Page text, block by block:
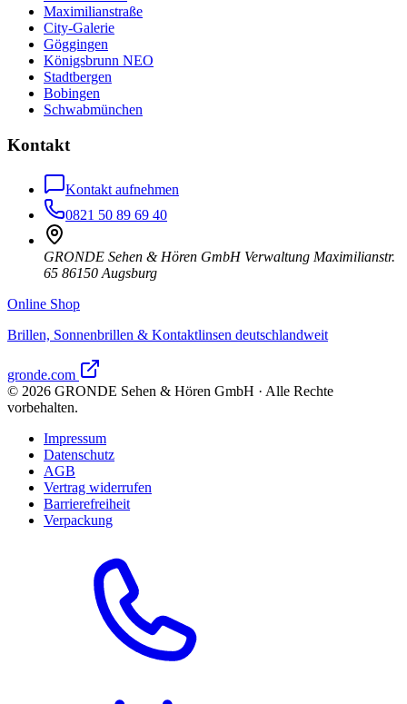
Maximilianstraße
City-Galerie
Göggingen
Königsbrunn NEO
Stadtbergen
Bobingen
Schwabmünchen
Kontakt
Kontakt aufnehmen
0821 50 89 69 40
GRONDE Sehen & Hören GmbH Verwaltung Maximilianstr.
65 86150 Augsburg
Online Shop
Brillen, Sonnenbrillen & Kontaktlinsen deutschlandweit
gronde.com
© 2026 GRONDE Sehen & Hören GmbH · Alle Rechte
vorbehalten.
Impressum
Datenschutz
AGB
Vertrag widerrufen
Barrierefreiheit
Verpackung